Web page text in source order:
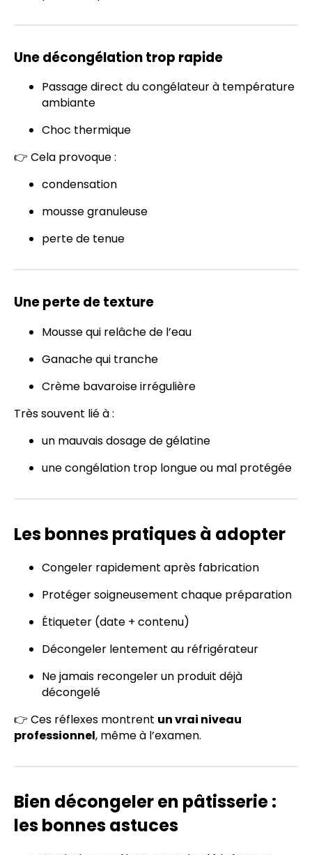
Une décongélation trop rapide
Passage direct du congélateur à température
ambiante
Choc thermique
👉 Cela provoque :
condensation
mousse granuleuse
perte de tenue
Une perte de texture
Mousse qui relâche de l’eau
Ganache qui tranche
Crème bavaroise irrégulière
Très souvent lié à :
un mauvais dosage de gélatine
une congélation trop longue ou mal protégée
Les bonnes pratiques à adopter
Congeler rapidement après fabrication
Protéger soigneusement chaque préparation
Étiqueter (date + contenu)
Décongeler lentement au réfrigérateur
Ne jamais recongeler un produit déjà
décongelé
👉 Ces réflexes montrent un vrai niveau
professionnel, même à l’examen.
Bien décongeler en pâtisserie :
les bonnes astuces